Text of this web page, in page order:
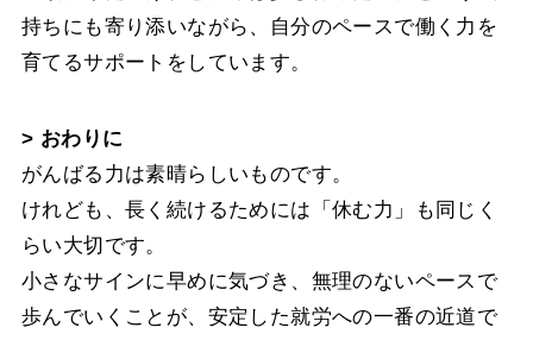
持ちにも寄り添いながら、自分のペースで働く力を
育てるサポートをしています。
> おわりに
がんばる力は素晴らしいものです。
けれども、長く続けるためには「休む力」も同じく
らい大切です。
小さなサインに早めに気づき、無理のないペースで
歩んでいくことが、安定した就労への一番の近道で